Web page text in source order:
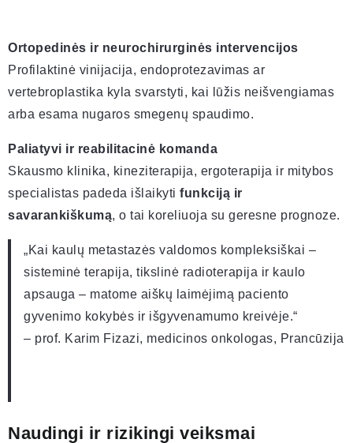
Ortopedinės ir neurochirurginės intervencijos
Profilaktinė vinijacija, endoprotezavimas ar
vertebroplastika kyla svarstyti, kai lūžis neišvengiamas
arba esama nugaros smegenų spaudimo.
Paliatyvi ir reabilitacinė komanda
Skausmo klinika, kineziterapija, ergoterapija ir mitybos
specialistas padeda išlaikyti funkciją ir
savarankiškumą, o tai koreliuoja su geresne prognoze.
„Kai kaulų metastazės valdomos kompleksiškai –
sisteminė terapija, tikslinė radioterapija ir kaulo
apsauga – matome aiškų laimėjimą paciento
gyvenimo kokybės ir išgyvenamumo kreivėje.“
– prof. Karim Fizazi, medicinos onkologas, Prancūzija
Naudingi ir rizikingi veiksmai